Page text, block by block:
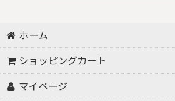
ホーム
ショッピングカート
マイページ